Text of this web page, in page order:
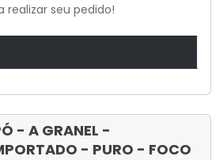
realizar seu pedido!
- A GRANEL -
- PURO - FOCO